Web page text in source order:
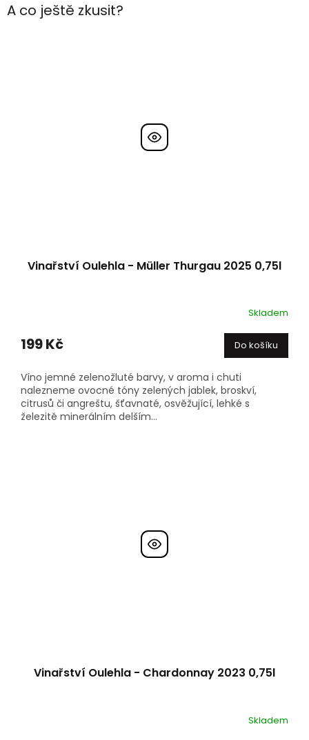
A co ještě zkusit?
Vinařství Oulehla - Müller Thurgau 2025 0,75l
Skladem
199 Kč Do košíku
Víno jemné zelenožluté barvy, v aroma i chuti
nalezneme ovocné tóny zelených jablek, broskví,
citrusů či angreštu, šťavnaté, osvěžující, lehké s
železitě minerálním delším...
Vinařství Oulehla - Chardonnay 2023 0,75l
Skladem